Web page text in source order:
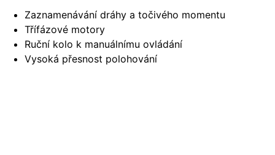
Zaznamenávání dráhy a točivého momentu
Třífázové motory
Ruční kolo k manuálnímu ovládání
Vysoká přesnost polohování